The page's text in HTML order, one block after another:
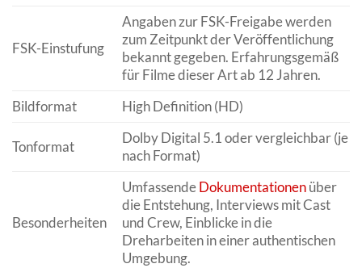
FSK-Einstufung
Angaben zur FSK-Freigabe werden
zum Zeitpunkt der Veröffentlichung
bekannt gegeben. Erfahrungsgemäß
für Filme dieser Art ab 12 Jahren.
Bildformat
High Definition (HD)
Tonformat
Dolby Digital 5.1 oder vergleichbar (je
nach Format)
Besonderheiten
UmfassendeDokumentationenüber
die Entstehung, Interviews mit Cast
und Crew, Einblicke in die
Dreharbeiten in einer authentischen
Umgebung.